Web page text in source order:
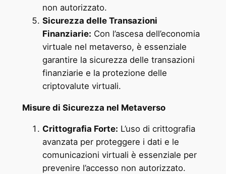
non autorizzato.
Sicurezza delle Transazioni
Finanziarie: Con l’ascesa dell’economia
virtuale nel metaverso, è essenziale
garantire la sicurezza delle transazioni
finanziarie e la protezione delle
criptovalute virtuali.
Misure di Sicurezza nel Metaverso
Crittografia Forte: L’uso di crittografia
avanzata per proteggere i dati e le
comunicazioni virtuali è essenziale per
prevenire l’accesso non autorizzato.